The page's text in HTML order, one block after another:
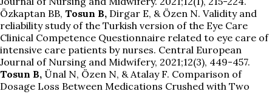
Özkaptan BB, Tosun B, Dirgar E, & Özen N. Validity and
reliability study of the Turkish version of the Eye Care
Clinical Competence Questionnaire related to eye care of
intensive care patients by nurses. Central European
Journal of Nursing and Midwifery, 2021;12(3), 449-457.
Tosun B, Ünal N, Özen N, & Atalay F. Comparison of
Dosage Loss Between Medications Crushed with Two